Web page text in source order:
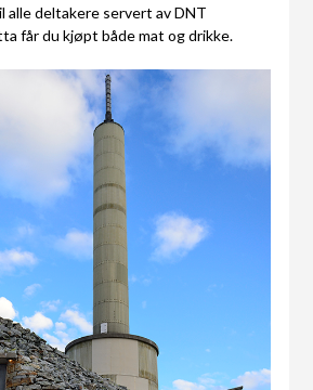
alle deltakere servert av DNT
får du kjøpt både mat og drikke.